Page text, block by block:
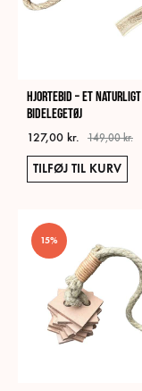
Hjortebid – Et naturligt
bidelegetøj
127,00 kr. 149,00kr.
TILFØJ TIL KURV
15%